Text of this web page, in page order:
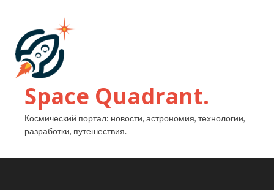
Space Quadrant.
Космический портал: новости, астрономия, технологии,
разработки, путешествия.